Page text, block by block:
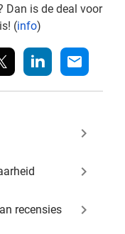
Dan is de deal voor
(info)
linkedin mail
keyboard_arrow_right
keyboard_arrow_right
recensies keyboard_arrow_right